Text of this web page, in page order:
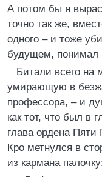
А потом бы я
точно так же,
одного – и тоже
будущем, понимал
Битали всего на
умирающую в
профессора, – и
как тот, что был в
глава ордена Пяти
Кро метнулся в
из кармана